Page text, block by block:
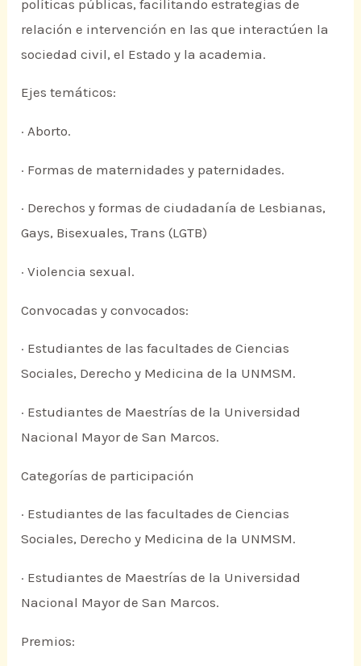
políticas públicas, facilitando estrategias de
relación e intervención en las que interactúen la
sociedad civil, el Estado y la academia.
Ejes temáticos:
· Aborto.
· Formas de maternidades y paternidades.
· Derechos y formas de ciudadanía de Lesbianas,
Gays, Bisexuales, Trans (LGTB)
· Violencia sexual.
Convocadas y convocados:
· Estudiantes de las facultades de Ciencias
Sociales, Derecho y Medicina de la UNMSM.
· Estudiantes de Maestrías de la Universidad
Nacional Mayor de San Marcos.
Categorías de participación
· Estudiantes de las facultades de Ciencias
Sociales, Derecho y Medicina de la UNMSM.
· Estudiantes de Maestrías de la Universidad
Nacional Mayor de San Marcos.
Premios: